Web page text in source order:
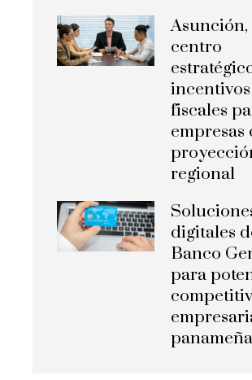
centro
incentivos
fiscales
empresas
regional
digitales
Banco
para
panameña